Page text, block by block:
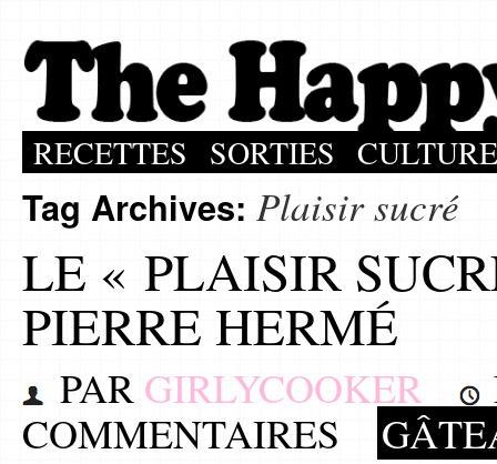
RECETTES SORTIES CULTURE
Tag Archives: Plaisir sucré
LE « PLAISIR
PIERRE HERMÉ
PAR GIRLYCOOKER
COMMENTAIRES